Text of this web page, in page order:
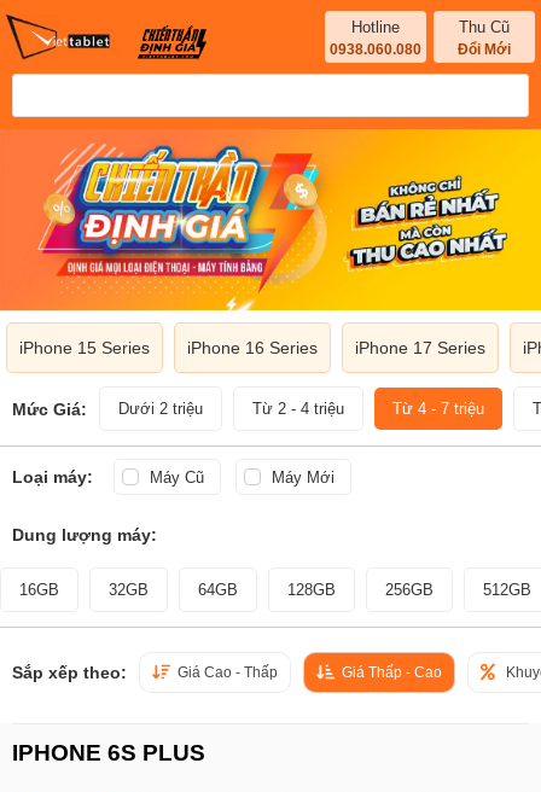
Hotline
0938.060.080
Thu Cũ
Đổi Mới
iPhone 15 Series iPhone 16 Series iPhone 17 Series
Mức Giá: Dưới 2 triệu Từ 2 - 4 triệu Từ 4 - 7 triệu
Loại máy: Máy Cũ Máy Mới
Dung lượng máy:
16GB 32GB 64GB 128GB 256GB 512GB
Sắp xếp theo: Giá Cao - Thấp Giá Thấp - Cao
IPHONE 6S PLUS